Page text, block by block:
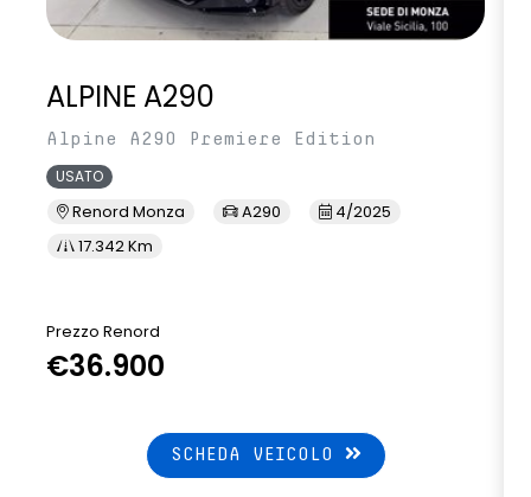
ALPINE A290
Alpine A290 Premiere Edition
USATO
Renord Monza A290
4/2025
17.342 Km
Prezzo Renord
€36.900
SCHEDA VEICOLO